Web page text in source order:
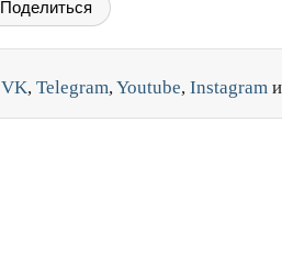
Поделиться
VK, Telegram,Youtube, Instagram